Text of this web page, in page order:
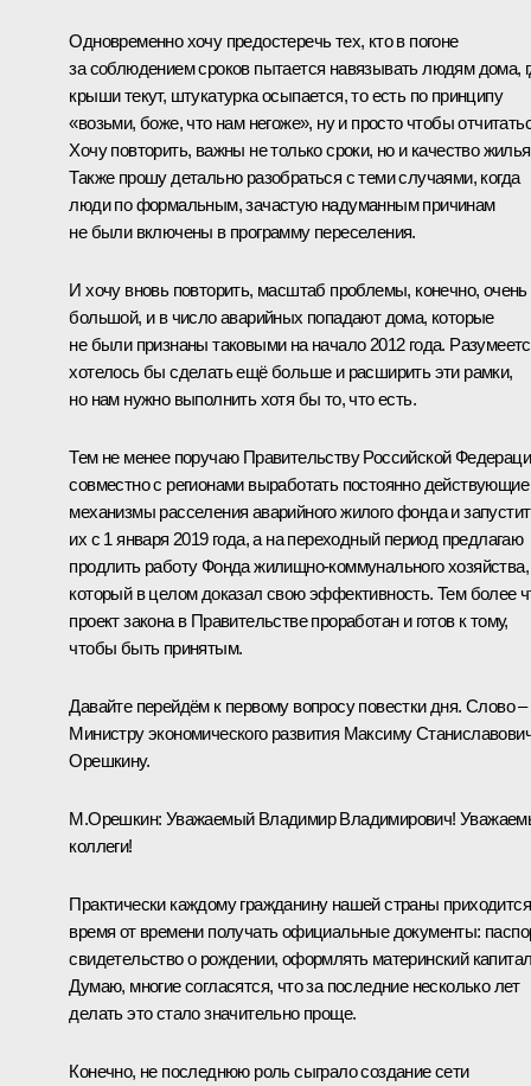
Одновременно хочу предостеречь тех, кто в погоне
за соблюдением сроков пытается навязывать людям дома,
крыши текут, штукатурка осыпается, то есть по принципу
«возьми, боже, что нам негоже», ну и просто чтобы
Хочу повторить, важны не только сроки, но и качество
Также прошу детально разобраться с теми случаями, когда
люди по формальным, зачастую надуманным причинам
не были включены в программу переселения.
И хочу вновь повторить, масштаб проблемы, конечно, очень
большой, и в число аварийных попадают дома, которые
не были признаны таковыми на начало 2012 года.
хотелось бы сделать ещё больше и расширить эти рамки,
но нам нужно выполнить хотя бы то, что есть.
Тем не менее поручаю Правительству Российской
совместно с регионами выработать постоянно действующие
механизмы расселения аварийного жилого фонда и
их с 1 января 2019 года, а на переходный период предлагаю
продлить работу Фонда жилищно-коммунального хозяйства,
который в целом доказал свою эффективность. Тем более
проект закона в Правительстве проработан и готов к тому,
чтобы быть принятым.
Давайте перейдём к первому вопросу повестки дня. Слово –
Министру экономического развития Максиму
Орешкину.
М.Орешкин: Уважаемый Владимир Владимирович!
коллеги!
Практически каждому гражданину нашей страны приходится
время от времени получать официальные документы:
свидетельство о рождении, оформлять материнский
Думаю, многие согласятся, что за последние несколько лет
делать это стало значительно проще.
Конечно, не последнюю роль сыграло создание сети